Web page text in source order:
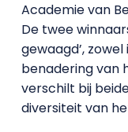
Academie van
De twee
gewaagd’,
benadering van
verschilt bij
diversiteit van